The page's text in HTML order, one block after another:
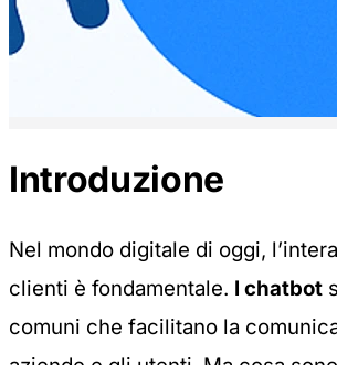
Introduzione
Nel mondo digitale di oggi,
clienti è fondamentale. I chatbot
comuni che facilitano la